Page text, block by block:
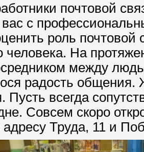
почтовой
с
роль
человека. На
между
радость общения.
Пусть всегда
Совсем скоро
адресу Труда, 11 и